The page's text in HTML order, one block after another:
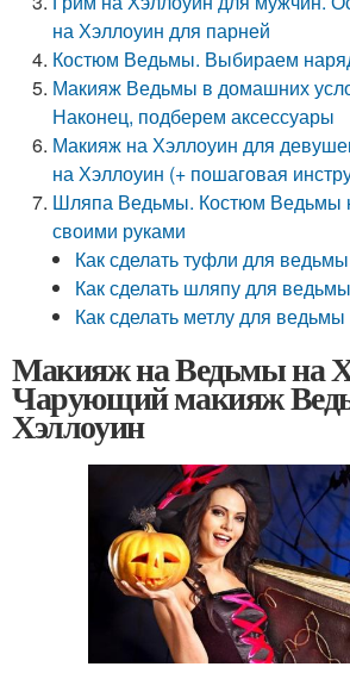
на Хэллоуин для парней
Костюм Ведьмы. Выбираем
Макияж Ведьмы в домашних
Наконец, подберем аксессуары
Макияж на Хэллоуин для
на Хэллоуин (+ пошаговая
Шляпа Ведьмы. Костюм Ведьмы
своими руками
Как сделать туфли для
Как сделать шляпу для
Как сделать метлу для
Макияж на Ведьмы на
Чарующий макияж
Хэллоуин